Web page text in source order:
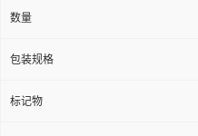
数量
包装规格
标记物